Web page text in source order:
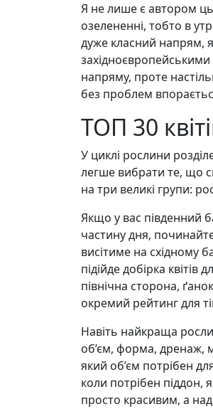
Я не лише є автором
озелененні, тобто в
дуже класний напрям,
напряму, проте
без проблем
ТОП 30
У циклі рослини
легше вибрати те, що
на три великі групи:
Якщо у вас південний
частину дня,
висітиме на східному
підійде добірка
північна сторона,
окремий рейтинг для
Навіть найкраща
об’єм, форма, дренаж,
який об’єм потрібен
коли потрібен піддон,
просто красивим, а